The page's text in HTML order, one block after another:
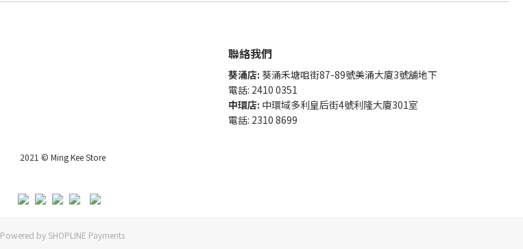
聯絡我們
葵涌店: 葵涌禾塘咀街87-89號美涌大廈3號舖地下
電話: 2410 0351
中環店: 中環域多利皇后街4號利隆大廈301室
電話: 2310 8699
2021 © Ming Kee Store
Powered by SHOPLINE Payments